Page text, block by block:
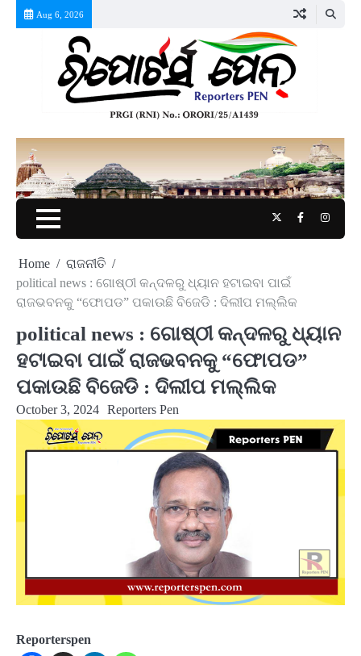
Aug 6, 2026
TwitterFacebook
Home
ରାଜନୀତି
political news : ଗୋଷ୍ଠୀ କନ୍ଦଳରୁ ଧ୍ୟାନ ହଟାଇବା ପାଇଁ
ରାଜଭବନକୁ “ଫୋପଡ” ପକାଉଛି ବିଜେଡି : ଦିଲୀପ ମଲ୍ଲିକ
political news : ଗୋଷ୍ଠୀ କନ୍ଦଳରୁ ଧ୍ୟାନ
ହଟାଇବା ପାଇଁ ରାଜଭବନକୁ “ଫୋପଡ”
ପକାଉଛି ବିଜେଡି : ଦିଲୀପ ମଲ୍ଲିକ
October 3, 2024 Reporters Pen
Reporterspen